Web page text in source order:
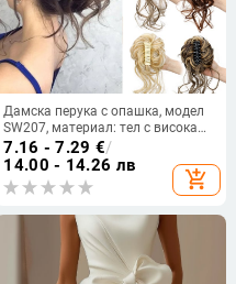
Дамска перука с опашка, модел
SW207, материал: тел с висока
температура, обработка:
механизъм, без перм или
боядисване
7.16 - 7.29 €/
14.00 - 14.26 лв
add_shopping_cart